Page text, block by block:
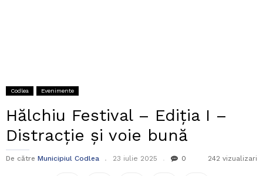
Codlea Evenimente
Hălchiu Festival – Ediția I –
Distracție și voie bună
De către Municipiul Codlea 23 iulie 2025 0 242 vizualizari